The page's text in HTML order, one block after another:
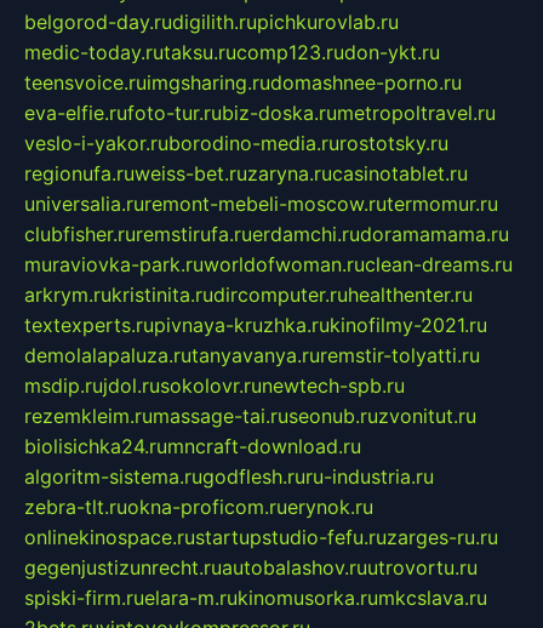
belgorod-day.rudigilith.rupichkurovlab.ru
medic-today.rutaksu.rucomp123.rudon-ykt.ru
teensvoice.ruimgsharing.rudomashnee-porno.ru
eva-elfie.rufoto-tur.rubiz-doska.rumetropoltravel.ru
veslo-i-yakor.ruborodino-media.rurostotsky.ru
regionufa.ruweiss-bet.ruzaryna.rucasinotablet.ru
universalia.ruremont-mebeli-moscow.rutermomur.ru
clubfisher.ruremstirufa.ruerdamchi.rudoramamama.ru
muraviovka-park.ruworldofwoman.ruclean-dreams.ru
arkrym.rukristinita.rudircomputer.ruhealthenter.ru
textexperts.rupivnaya-kruzhka.rukinofilmy-2021.ru
demolalapaluza.rutanyavanya.ruremstir-tolyatti.ru
msdip.rujdol.rusokolovr.runewtech-spb.ru
rezemkleim.rumassage-tai.ruseonub.ruzvonitut.ru
biolisichka24.rumncraft-download.ru
algoritm-sistema.rugodflesh.ruru-industria.ru
zebra-tlt.ruokna-proficom.ruerynok.ru
onlinekinospace.rustartupstudio-fefu.ruzarges-ru.ru
gegenjustizunrecht.ruautobalashov.ruutrovortu.ru
spiski-firm.ruelara-m.rukinomusorka.rumkcslava.ru